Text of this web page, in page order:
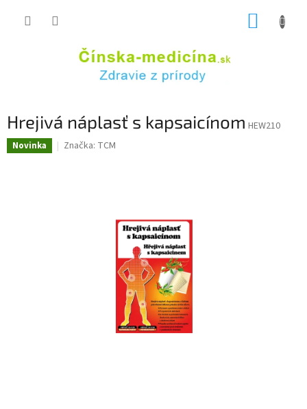
Hrejivá náplasť s kapsaicínom HEW210
Novinka Značka: TCM